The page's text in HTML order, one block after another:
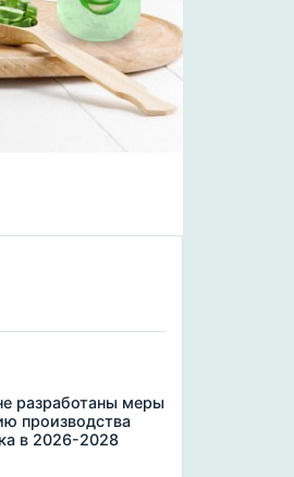
разработаны меры
производства
в 2026-2028